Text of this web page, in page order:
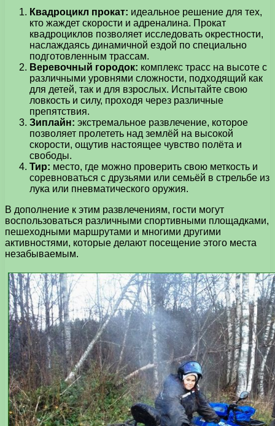
Квадроцикл прокат: идеальное решение для тех,
кто жаждет скорости и адреналина. Прокат
квадроциклов позволяет исследовать окрестности,
наслаждаясь динамичной ездой по специально
подготовленным трассам.
Веревочный городок: комплекс трасс на высоте с
различными уровнями сложности, подходящий как
для детей, так и для взрослых. Испытайте свою
ловкость и силу, проходя через различные
препятствия.
Зиплайн: экстремальное развлечение, которое
позволяет пролететь над землёй на высокой
скорости, ощутив настоящее чувство полёта и
свободы.
Тир: место, где можно проверить свою меткость и
соревноваться с друзьями или семьёй в стрельбе из
лука или пневматического оружия.
В дополнение к этим развлечениям, гости могут
воспользоваться различными спортивными площадками,
пешеходными маршрутами и многими другими
активностями, которые делают посещение этого места
незабываемым.